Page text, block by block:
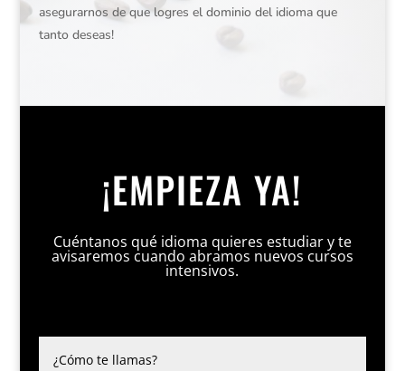
asegurarnos de que logres el dominio del idioma que
tanto deseas!
¡EMPIEZA YA!
Cuéntanos qué idioma quieres estudiar y te
avisaremos cuando abramos nuevos cursos
intensivos.